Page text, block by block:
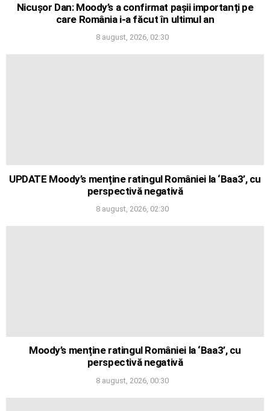
Nicușor Dan: Moody’s a confirmat pașii importanți pe
care România i-a făcut în ultimul an
8 august, 2026, 02:30
UPDATE Moody’s menține ratingul României la ‘Baa3’, cu
perspectivă negativă
8 august, 2026, 02:30
Moody’s menține ratingul României la ‘Baa3’, cu
perspectivă negativă
8 august, 2026, 00:30